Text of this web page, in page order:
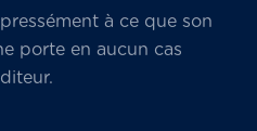
à ce que son
porte en aucun cas